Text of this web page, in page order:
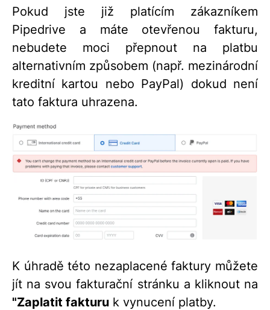
Pokud jste již platícím zákazníkem
Pipedrive a máte otevřenou fakturu,
nebudete moci přepnout na platbu
alternativním způsobem (např. mezinárodní
kreditní kartou nebo PayPal) dokud není
tato faktura uhrazena.
K úhradě této nezaplacené faktury můžete
jít na svou fakturační stránku a kliknout na
"Zaplatit fakturu k vynucení platby.